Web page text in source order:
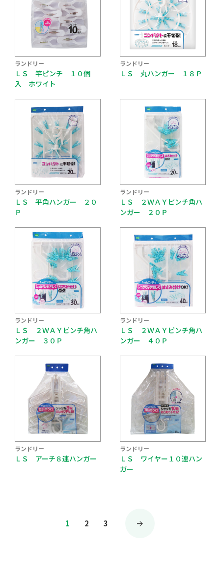
ランドリー
ＬＳ 竿ピンチ １０個
入 ホワイト
ランドリー
ＬＳ 丸ハンガー １８Ｐ
ランドリー
ＬＳ 平角ハンガー ２０
Ｐ
ランドリー
ＬＳ ２ＷＡＹピンチ角ハ
ンガー ２０Ｐ
ランドリー
ＬＳ ２ＷＡＹピンチ角ハ
ンガー ３０Ｐ
ランドリー
ＬＳ ２ＷＡＹピンチ角ハ
ンガー ４０Ｐ
ランドリー
ＬＳ アーチ８連ハンガー
ランドリー
ＬＳ ワイヤー１０連ハン
ガー
投
1 2 3